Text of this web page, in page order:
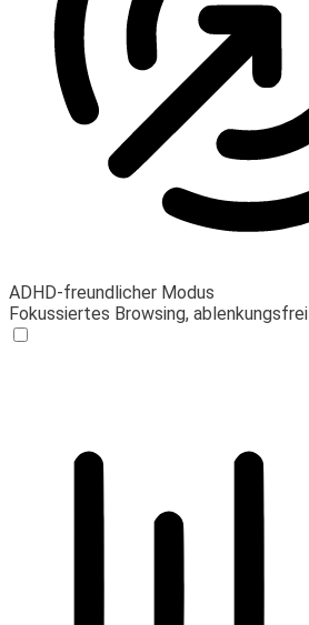
ADHD-freundlicher Modus
Fokussiertes Browsing, ablenkungsfrei